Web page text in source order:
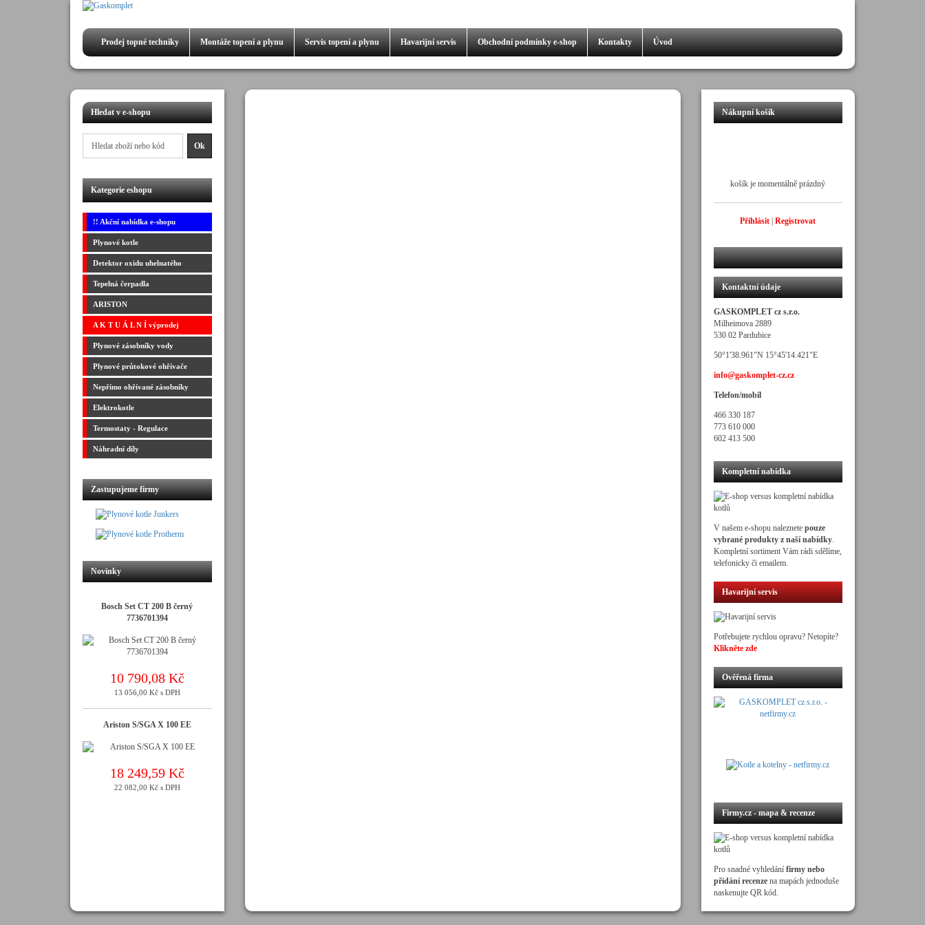
košík je momentálně prázdný
Přihlásit |Registrovat
Prodej topné techniky Montáže topení a plynu Servis topení a plynu Havarijní servis Obchodní podmínky e-shop Kontakty Úvod
Hledat v e-shopu
Kategorie eshopu
!! Akční nabídka e-shopu
Plynové kotle
Detektor oxidu uhelnatého
Tepelná čerpadla
ARISTON
A K T U Á L N Í výprodej
Plynové zásobníky vody
Plynové průtokové ohřívače
Nepřímo ohřívané zásobníky
Elektrokotle
Termostaty - Regulace
Náhradní díly
Zastupujeme firmy
Novinky
Bosch Set CT 200 B černý
7736701394
10 790,08 Kč
13 056,00 Kč s DPH
Ariston S/SGA X 100 EE
18 249,59 Kč
22 082,00 Kč s DPH
Nákupní košík
Kontaktní údaje
GASKOMPLET cz s.r.o.
Milheimova 2889
530 02 Pardubice
50°1'38.961"N 15°45'14.421"E
info@gaskomplet-cz.cz
Telefon/mobil
466 330 187
773 610 000
602 413 500
Kompletní nabídka
V našem e-shopu naleznete pouze
vybrané produkty z naší nabídky.
Kompletní sortiment Vám rádi sdělíme,
telefonicky či emailem.
Havarijní servis
Potřebujete rychlou opravu? Netopíte?
Klikněte zde
Ověřená firma
Firmy.cz - mapa & recenze
Pro snadné vyhledání firmy nebo
přidání recenzena mapách jednoduše
naskenujte QR kód.